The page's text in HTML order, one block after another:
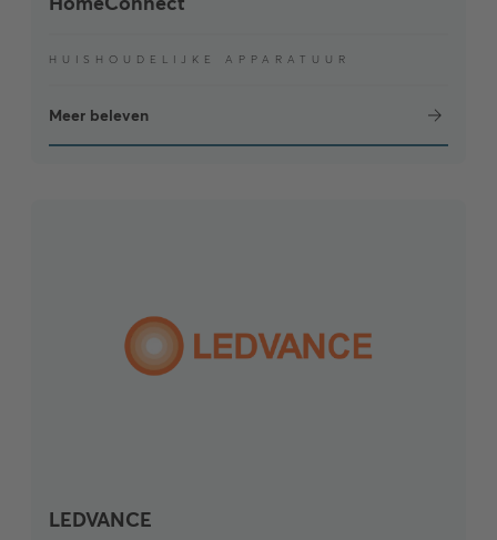
HUISHOUDELIJKE APPARATUUR
Meer beleven
LEDVANCE